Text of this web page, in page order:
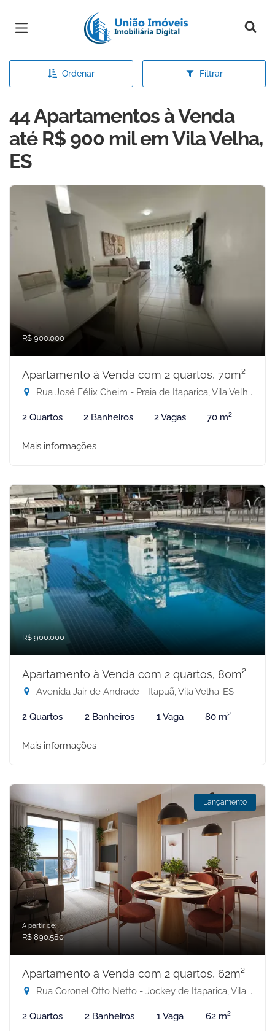
Página inicial
Ordenar Filtrar
44 Apartamentos à Venda
até R$ 900 mil em Vila Velha,
ES
R$ 900.000
Apartamento à Venda com 2 quartos, 70m²
Rua José Félix Cheim - Praia de Itaparica, Vila Velha-ES
2 Quartos 2 Banheiros 2 Vagas 70 m²
Mais informações
R$ 900.000
Apartamento à Venda com 2 quartos, 80m²
Avenida Jair de Andrade - Itapuã, Vila Velha-ES
2 Quartos 2 Banheiros 1 Vaga 80 m²
Mais informações
Lançamento
A partir de:
R$ 890.580
Apartamento à Venda com 2 quartos, 62m²
Rua Coronel Otto Netto - Jockey de Itaparica, Vila Velha-ES
2 Quartos 2 Banheiros 1 Vaga 62 m²